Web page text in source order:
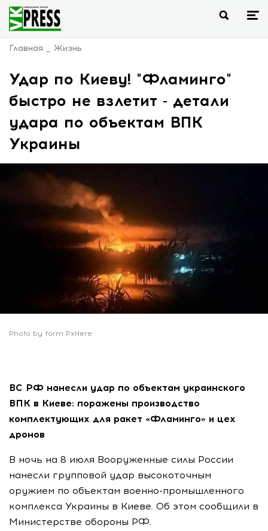
Главная Жизнь
Удар по Киеву! "Фламинго"
быстро не взлетит - детали
удара по объектам ВПК
Украины
Photo by form PxHere
ВС РФ нанесли удар по объектам украинского
ВПК в Киеве: поражены производство
комплектующих для ракет «Фламинго» и цех
дронов
В ночь на 8 июля Вооруженные силы России
нанесли групповой удар высокоточным
оружием по объектам военно-промышленного
комплекса Украины в Киеве. Об этом сообщили в
Министерстве обороны РФ.